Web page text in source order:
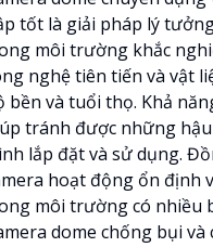
tốt là giải pháp lý
môi trường khắc
nghệ tiên tiến và vật
bền và tuổi thọ. Khả
tránh được những
lắp đặt và sử dụng.
hoạt động ổn định
môi trường có nhiều
dome chống bụi